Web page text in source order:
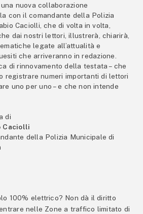
nuova collaborazione
con il comandante della Polizia
Caciolli, che di volta in volta,
dai nostri lettori, illustrerà, chiarirà,
legate all’attualità e
che arriveranno in redazione.
di rinnovamento della testata – che
registrare numeri importanti di lettori
uno per uno – e che non intende
di
Caciolli
della Polizia Municipale di
100% elettrico? Non dà il diritto
nelle Zone a traffico limitato di